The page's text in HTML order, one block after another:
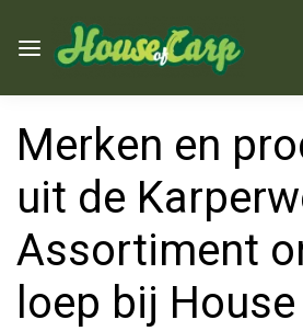
Merken en
uit de
Assortiment
loep bij